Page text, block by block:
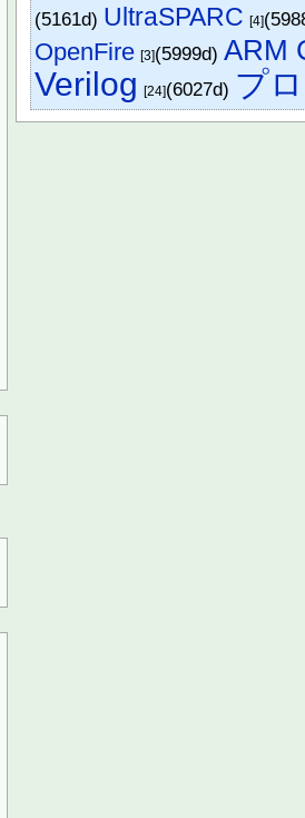
(5161d) UltraSPARC [4]
OpenFire [3](5999d)ARM
Verilog [24](6027d) プ